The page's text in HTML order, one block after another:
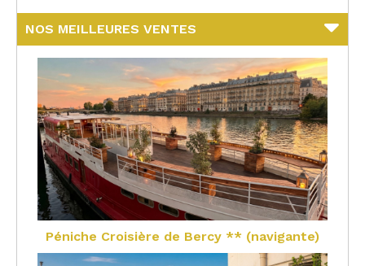
NOS MEILLEURES VENTES
Péniche Croisière de Bercy ** (navigante)